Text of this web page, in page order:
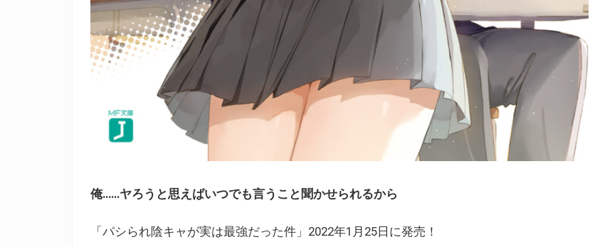
俺……ヤろうと思えばいつでも言うこと聞かせられるから
「パシられ陰キャが実は最強だった件」2022年1月25日に発売！